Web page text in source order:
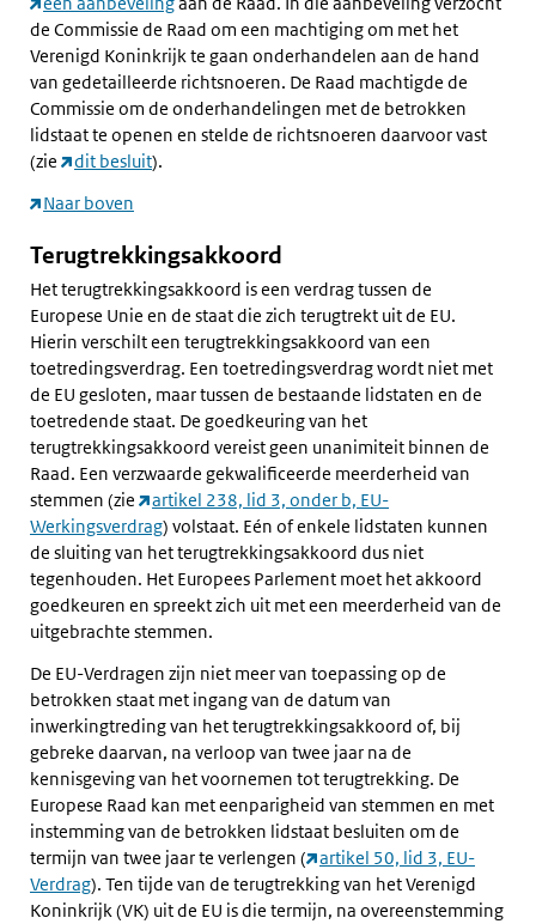
de Commissie de Raad om een machtiging om met het
Verenigd Koninkrijk te gaan onderhandelen aan de hand
van gedetailleerde richtsnoeren. De Raad machtigde de
Commissie om de onderhandelingen met de betrokken
lidstaat te openen en stelde de richtsnoeren daarvoor vast
(zie
dit besluit).
Naar boven
Terugtrekkingsakkoord
Het terugtrekkingsakkoord is een verdrag tussen de
Europese Unie en de staat die zich terugtrekt uit de EU.
Hierin verschilt een terugtrekkingsakkoord van een
toetredingsverdrag. Een toetredingsverdrag wordt niet met
de EU gesloten, maar tussen de bestaande lidstaten en de
toetredende staat. De goedkeuring van het
terugtrekkingsakkoord vereist geen unanimiteit binnen de
Raad. Een verzwaarde gekwalificeerde meerderheid van
stemmen (zie
artikel 238, lid 3, onder b, EU-
Werkingsverdrag) volstaat. Eén of enkele lidstaten kunnen
de sluiting van het terugtrekkingsakkoord dus niet
tegenhouden. Het Europees Parlement moet het akkoord
goedkeuren en spreekt zich uit met een meerderheid van de
uitgebrachte stemmen.
De EU-Verdragen zijn niet meer van toepassing op de
betrokken staat met ingang van de datum van
inwerkingtreding van het terugtrekkingsakkoord of, bij
gebreke daarvan, na verloop van twee jaar na de
kennisgeving van het voornemen tot terugtrekking. De
Europese Raad kan met eenparigheid van stemmen en met
instemming van de betrokken lidstaat besluiten om de
termijn van twee jaar te verlengen (
artikel 50, lid 3, EU-
Verdrag). Ten tijde van de terugtrekking van het Verenigd
Koninkrijk (VK) uit de EU is die termijn, na overeenstemming